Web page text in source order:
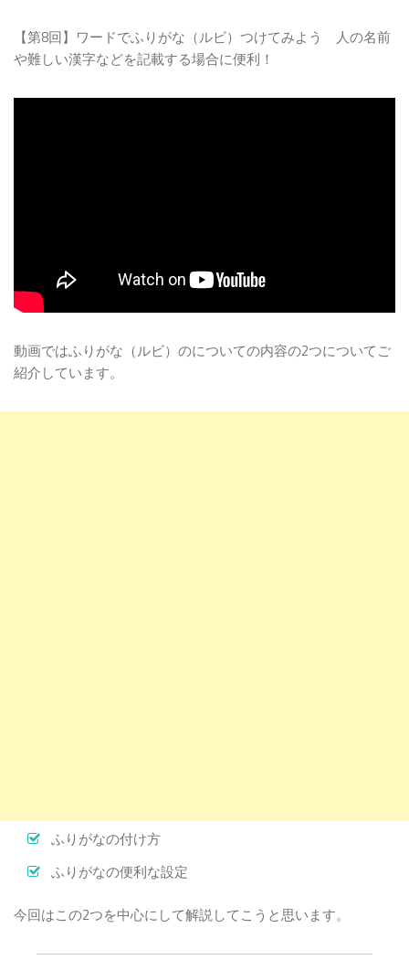
【第8回】ワードでふりがな（ルビ）つけてみよう 人の名前
や難しい漢字などを記載する場合に便利！
動画ではふりがな（ルビ）のについての内容の2つについてご
紹介しています。
ふりがなの付け方
ふりがなの便利な設定
今回はこの2つを中心にして解説してこうと思います。